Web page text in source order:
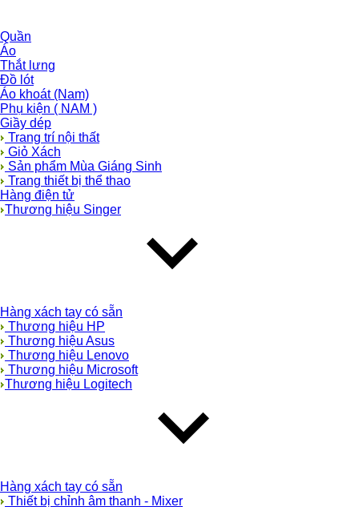
Quần
Áo
Thắt lưng
Đồ lót
Áo khoát (Nam)
Phụ kiện ( NAM )
Giầy dép
Trang trí nội thất
Giỏ Xách
Sản phẩm Mùa Giáng Sinh
Trang thiết bị thể thao
Hàng điện tử
Thương hiệu Singer
Hàng xách tay có sẵn
Thương hiệu HP
Thương hiệu Asus
Thương hiệu Lenovo
Thương hiệu Microsoft
Thương hiệu Logitech
Hàng xách tay có sẵn
Thiết bị chỉnh âm thanh - Mixer